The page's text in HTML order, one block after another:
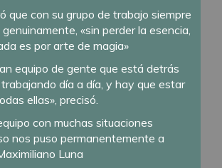
que con su grupo de trabajo siempre
«sin perder la esencia,
es por arte de magia»
equipo de gente que está detrás
día a día, y hay que estar
ellas», precisó.